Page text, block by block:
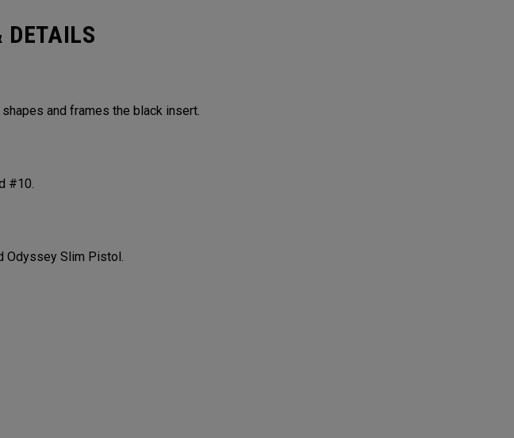
DETAILS
and frames the black insert.
#10.
Odyssey Slim Pistol.